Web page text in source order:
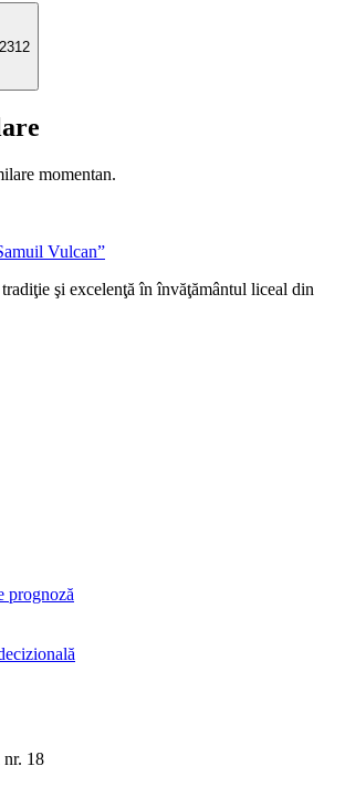
momentan.
Vulcan”
şi excelenţă în învăţământul liceal din
prognoză
nr. 18